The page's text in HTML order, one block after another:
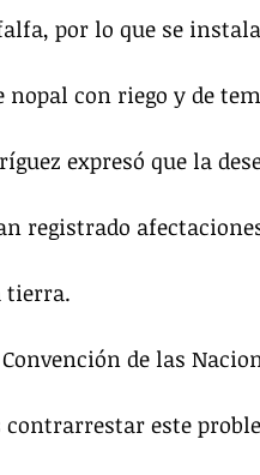
por lo que se
con riego y de
expresó que la
registrado
tierra.
de las
este